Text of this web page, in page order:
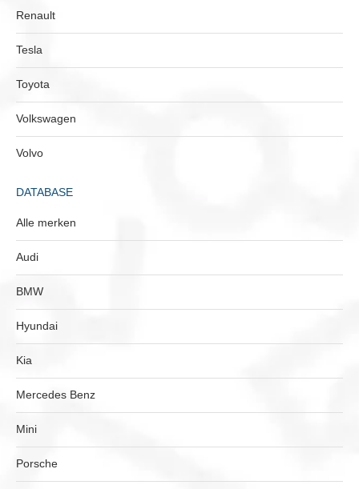
Renault
Tesla
Toyota
Volkswagen
Volvo
DATABASE
Alle merken
Audi
BMW
Hyundai
Kia
Mercedes Benz
Mini
Porsche